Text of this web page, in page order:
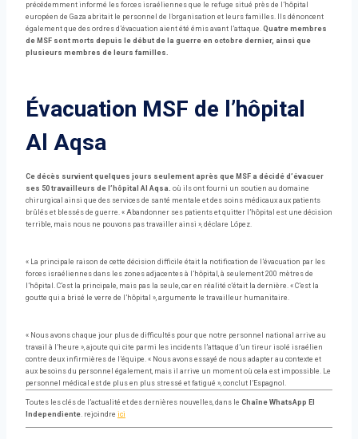
précédemment informé les forces israéliennes que le refuge situé près de l’hôpital
européen de Gaza abritait le personnel de l’organisation et leurs familles. Ils dénoncent
également que des ordres d’évacuation aient été émis avant l’attaque. Quatre membres
de MSF sont morts depuis le début de la guerre en octobre dernier, ainsi que
plusieurs membres de leurs familles.
Évacuation MSF de l’hôpital
Al Aqsa
Ce décès survient quelques jours seulement après que MSF a décidé d’évacuer
ses 50 travailleurs de l’hôpital Al Aqsa. où ils ont fourni un soutien au domaine
chirurgical ainsi que des services de santé mentale et des soins médicaux aux patients
brûlés et blessés de guerre. « Abandonner ses patients et quitter l’hôpital est une décision
terrible, mais nous ne pouvons pas travailler ainsi », déclare López.
« La principale raison de cette décision difficile était la notification de l’évacuation par les
forces israéliennes dans les zones adjacentes à l’hôpital, à seulement 200 mètres de
l’hôpital. C’est la principale, mais pas la seule, car en réalité c’était la dernière. « C’est la
goutte qui a brisé le verre de l’hôpital », argumente le travailleur humanitaire.
« Nous avons chaque jour plus de difficultés pour que notre personnel national arrive au
travail à l’heure », ajoute qui cite parmi les incidents l’attaque d’un tireur isolé israélien
contre deux infirmières de l’équipe. « Nous avons essayé de nous adapter au contexte et
aux besoins du personnel également, mais il arrive un moment où cela est impossible. Le
personnel médical est de plus en plus stressé et fatigué », conclut l’Espagnol.
Toutes les clés de l’actualité et des dernières nouvelles, dans le Chaîne WhatsApp El
Independiente. rejoindre ici